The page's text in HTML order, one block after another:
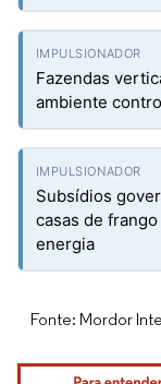
Fazendas
ambiente
Subsídios
casas de
energia
Fonte: Mordor